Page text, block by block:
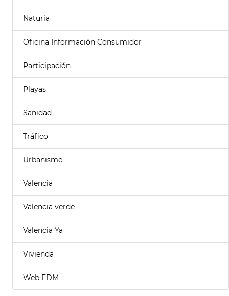
Naturia
Oficina Información Consumidor
Participación
Playas
Sanidad
Tráfico
Urbanismo
Valencia
Valencia verde
Valencia Ya
Vivienda
Web FDM